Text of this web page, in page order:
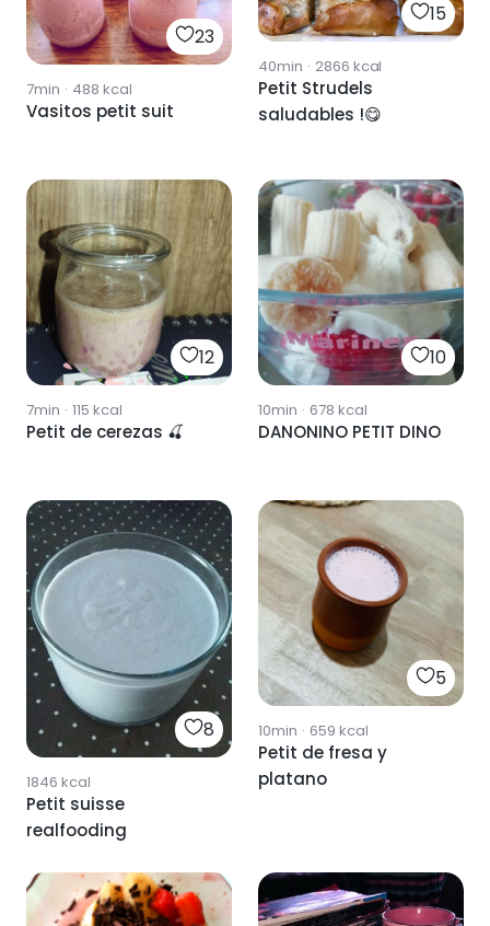
23
7min · 488 kcal
Vasitos petit suit
15
40min · 2866 kcal
Petit Strudels
saludables !😋
12
7min · 115 kcal
Petit de cerezas 🍒
10
10min · 678 kcal
DANONINO PETIT DINO
8
1846 kcal
Petit suisse
realfooding
5
10min · 659 kcal
Petit de fresa y
platano